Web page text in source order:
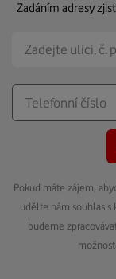
Zadáním adresy
Pokud máte zájem,
udělte nám souhlas
budeme